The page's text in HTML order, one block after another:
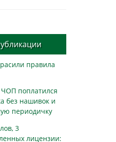
правила
поплатился
без нашивок и
периодичку
3
лицензии: